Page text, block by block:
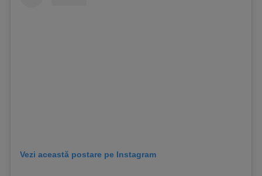
Vezi această postare pe Instagram